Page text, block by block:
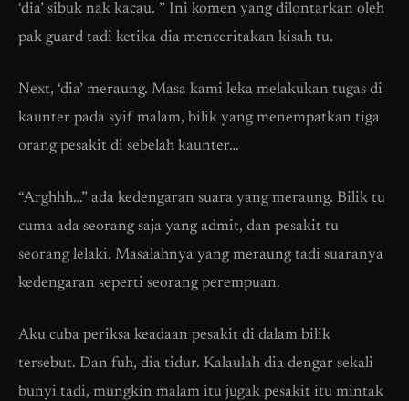
‘dia’ sibuk nak kacau. ” Ini komen yang dilontarkan oleh
pak guard tadi ketika dia menceritakan kisah tu.
Next, ‘dia’ meraung. Masa kami leka melakukan tugas di
kaunter pada syif malam, bilik yang menempatkan tiga
orang pesakit di sebelah kaunter…
“Arghhh…” ada kedengaran suara yang meraung. Bilik tu
cuma ada seorang saja yang admit, dan pesakit tu
seorang lelaki. Masalahnya yang meraung tadi suaranya
kedengaran seperti seorang perempuan.
Aku cuba periksa keadaan pesakit di dalam bilik
tersebut. Dan fuh, dia tidur. Kalaulah dia dengar sekali
bunyi tadi, mungkin malam itu jugak pesakit itu mintak